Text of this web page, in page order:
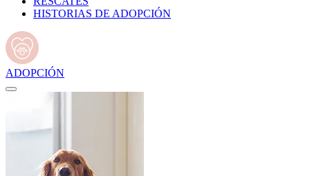
HISTORIAS DE ADOPCIÓN
ADOPCIÓN